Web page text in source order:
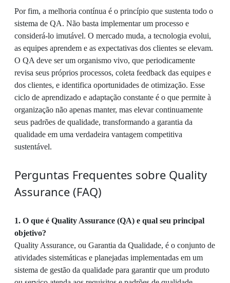
Por fim, a melhoria contínua é o princípio que sustenta todo o
sistema de QA. Não basta implementar um processo e
considerá-lo imutável. O mercado muda, a tecnologia evolui,
as equipes aprendem e as expectativas dos clientes se elevam.
O QA deve ser um organismo vivo, que periodicamente
revisa seus próprios processos, coleta feedback das equipes e
dos clientes, e identifica oportunidades de otimização. Esse
ciclo de aprendizado e adaptação constante é o que permite à
organização não apenas manter, mas elevar continuamente
seus padrões de qualidade, transformando a garantia da
qualidade em uma verdadeira vantagem competitiva
sustentável.
Perguntas Frequentes sobre Quality
Assurance (FAQ)
1. O que é Quality Assurance (QA) e qual seu principal
objetivo?
Quality Assurance, ou Garantia da Qualidade, é o conjunto de
atividades sistemáticas e planejadas implementadas em um
sistema de gestão da qualidade para garantir que um produto